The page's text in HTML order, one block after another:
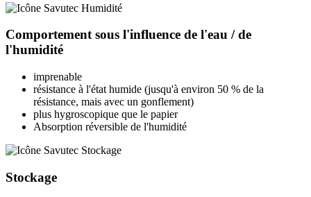
Comportement sous l'influence de l'eau / de
l'humidité
imprenable
résistance à l'état humide (jusqu'à environ 50 % de la
résistance, mais avec un gonflement)
plus hygroscopique que le papier
Absorption réversible de l'humidité
Stockage